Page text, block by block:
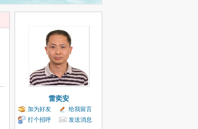
雷奕安
加为好友
给我留言
打个招呼
发送消息